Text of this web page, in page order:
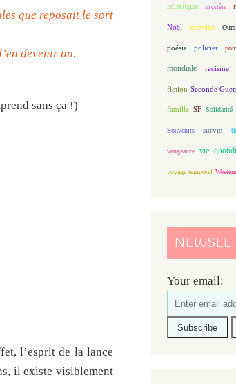
que reposait le sort
devenir un.
sans ça !)
l’esprit de la lance
il existe visiblement
musique mystère
Noël nouvelles Ours
poésie policier
mondiale racisme
fiction Seconde
famille SF Solidarité
Souvenirs survie
vengeance vie
voyage temporel Western
Your email: